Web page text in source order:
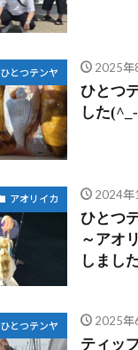
ひとつテンヤ 2025年
ひとつ
した
アオリイカ 2024年
ひとつ
～アオ
しまし
ひとつテンヤ 2025年
ティッ